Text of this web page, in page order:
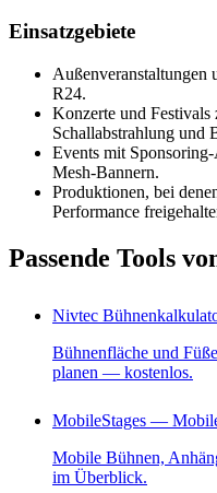
Einsatzgebiete
Außenveranstaltungen
R24.
Konzerte und
Schallabstrahlung und
Events mit
Mesh-Bannern.
Produktionen, bei
Performance
Passende Tools
Nivtec
Bühnenfläche und
planen — kostenlos.
MobileStages —
Mobile Bühnen,
im Überblick.